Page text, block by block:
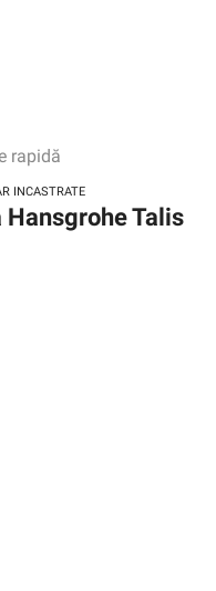
rapidă
INCASTRATE
Talis